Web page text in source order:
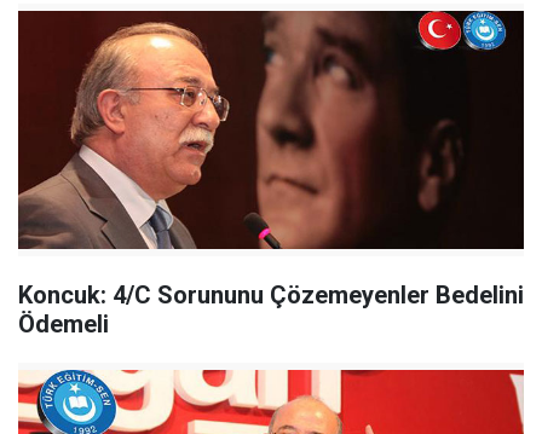
Koncuk: 4/C Sorununu Çözemeyenler Bedelini
Ödemeli